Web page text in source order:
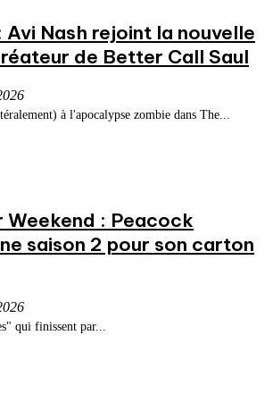
Avi Nash rejoint la nouvelle
de Better Call Saul
à l'apocalypse zombie dans The...
Weekend : Peacock
saison 2 pour son carton
qui finissent par...